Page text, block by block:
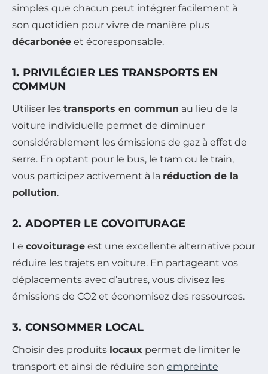
simples que chacun peut intégrer facilement à
son quotidien pour vivre de manière plus
décarbonée et écoresponsable.
1. PRIVILÉGIER LES TRANSPORTS EN
COMMUN
Utiliser les transports en commun au lieu de la
voiture individuelle permet de diminuer
considérablement les émissions de gaz à effet de
serre. En optant pour le bus, le tram ou le train,
vous participez activement à la réduction de la
pollution.
2. ADOPTER LE COVOITURAGE
Le covoiturage est une excellente alternative pour
réduire les trajets en voiture. En partageant vos
déplacements avec d’autres, vous divisez les
émissions de CO2 et économisez des ressources.
3. CONSOMMER LOCAL
Choisir des produits locaux permet de limiter le
transport et ainsi de réduire son empreinte